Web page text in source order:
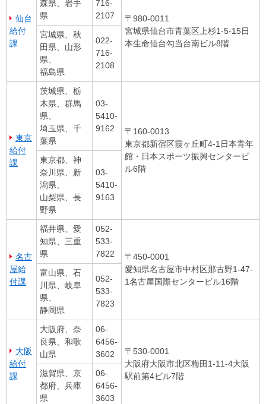
仙台
給付
課
森県、岩手
県
716-
2107
〒980-0011
宮城県仙台市青葉区上杉1-5-15日
本生命仙台勾当台南ビル8階
宮城県、秋
田県、山形
県、
福島県
022-
716-
2108
東京
給付
課
茨城県、栃
木県、群馬
県、
埼玉県、千
葉県
03-
5410-
9162
〒160-0013
東京都新宿区霞ヶ丘町4-1日本青年
館・日本スポーツ振興センタービ
ル6階
東京都、神
奈川県、新
潟県、
山梨県、長
野県
03-
5410-
9163
名古
屋給
付課
福井県、愛
知県、三重
県
052-
533-
7822
〒450-0001
愛知県名古屋市中村区那古野1-47-
1名古屋国際センタービル16階
富山県、石
川県、岐阜
県、
静岡県
052-
533-
7823
大阪
給付
課
大阪府、奈
良県、和歌
山県
06-
6456-
3602
〒530-0001
大阪府大阪市北区梅田1-11-4大阪
駅前第4ビル7階
滋賀県、京
都府、兵庫
県
06-
6456-
3603